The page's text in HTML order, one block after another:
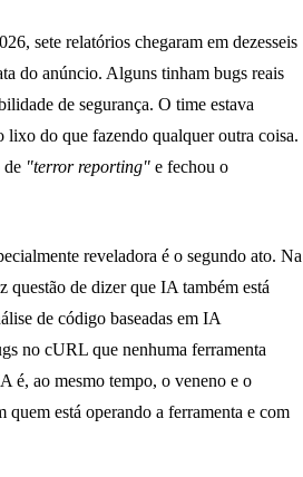
sete relatórios chegaram em dezesseis
do anúncio. Alguns tinham bugs reais
de segurança. O time estava
lixo do que fazendo qualquer outra coisa.
de "terror reporting" e fechou o
reveladora é o segundo ato. Na
questão de dizer que IA também está
de código baseadas em IA
no cURL que nenhuma ferramenta
é, ao mesmo tempo, o veneno e o
quem está operando a ferramenta e com